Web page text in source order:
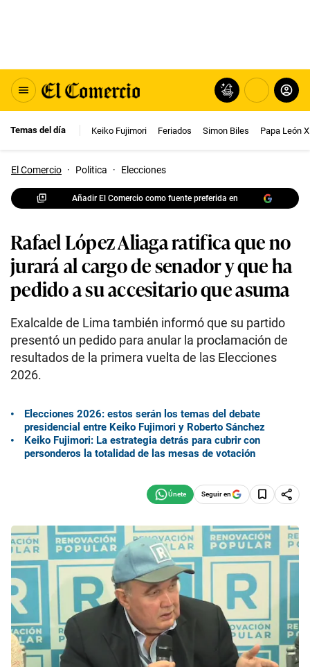
Temas del día Keiko Fujimori Feriados Simon Biles Papa León
El Comercio · Politica · Elecciones
Añadir El Comercio como fuente preferida en
Rafael López Aliaga ratifica que no
jurará al cargo de senador y que ha
pedido a su accesitario que asuma
Exalcalde de Lima también informó que su partido
presentó un pedido para anular la proclamación de
resultados de la primera vuelta de las Elecciones
2026.
Elecciones 2026: estos serán los temas del debate
presidencial entre Keiko Fujimori y Roberto Sánchez
Keiko Fujimori: La estrategia detrás para cubrir con
personderos la totalidad de las mesas de votación
Seguir en